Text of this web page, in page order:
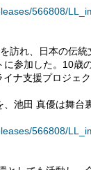
566808/
訪れ、日本の伝
参加した。10歳
ナ支援プロジェ
池田 真優は舞台
566808/